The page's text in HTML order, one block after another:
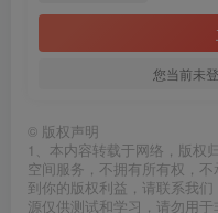
您当前未
© 版权声明
1、本内容转载于网络，版权
空间服务，不拥有所有权，
到你的版权利益，请联系我
源仅供测试和学习，请勿用于